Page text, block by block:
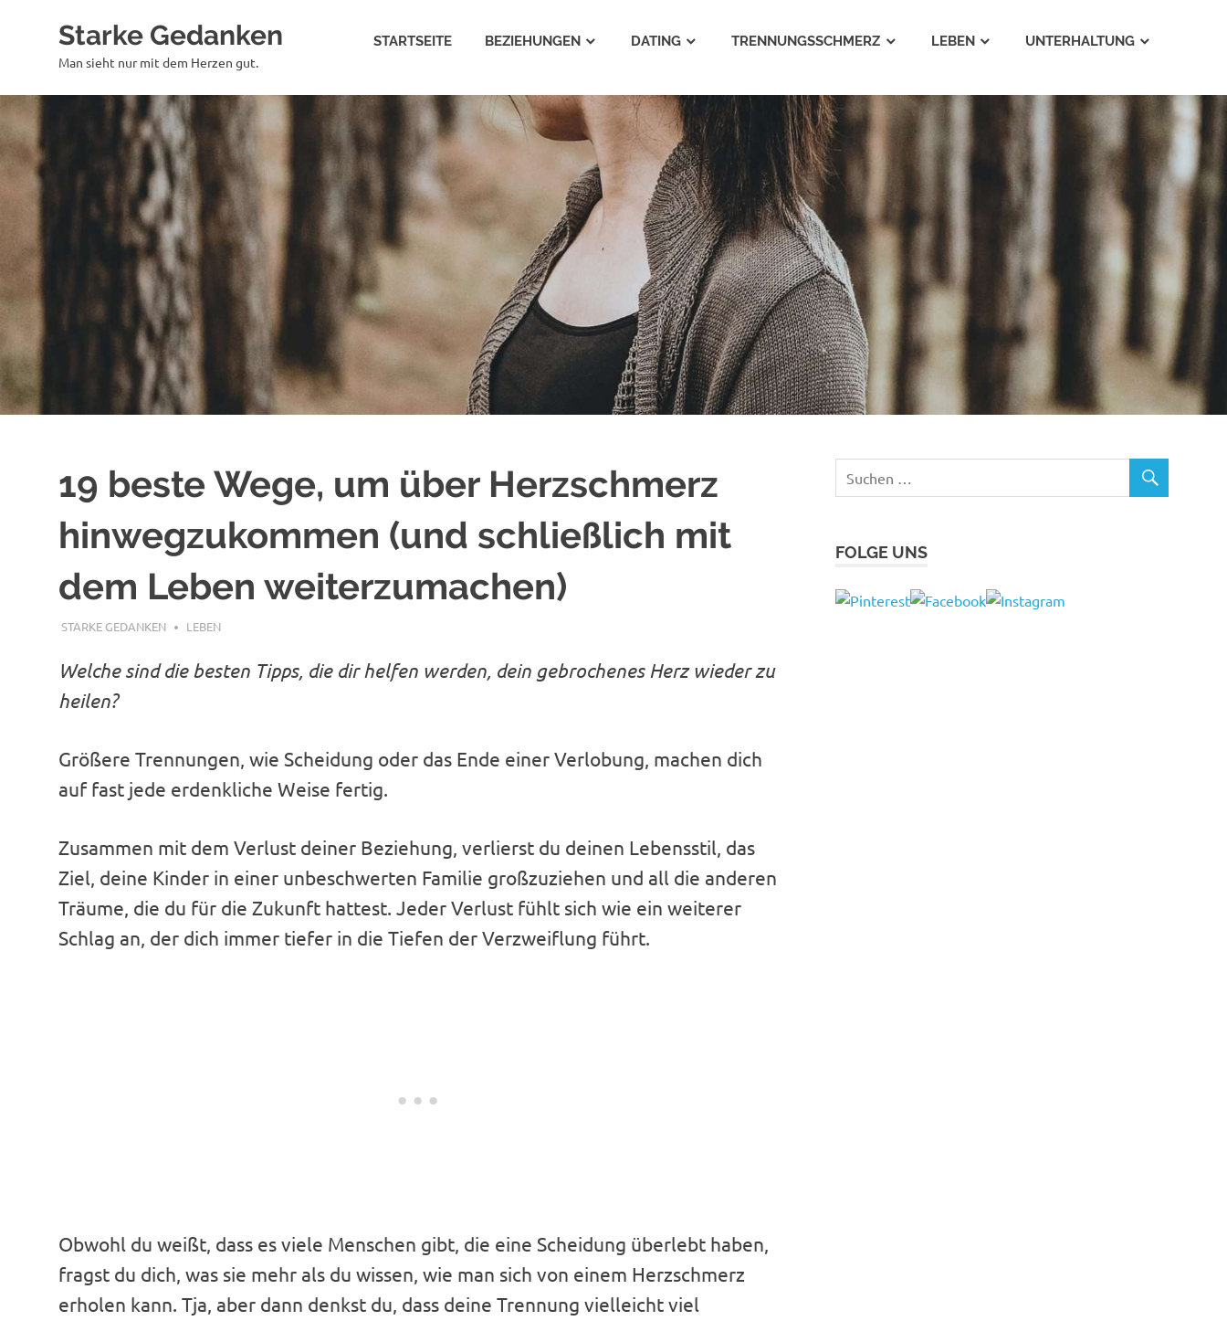
Starke Gedanken
Man sieht nur mit dem Herzen gut.
STARTSEITE BEZIEHUNGEN DATING TRENNUNGSSCHMERZ LEBEN UNTERHALTUNG
19 beste Wege, um über Herzschmerz
hinwegzukommen (und schließlich mit
dem Leben weiterzumachen)
OKTOBER 9, 2018
STARKE GEDANKEN LEBEN
Welche sind die besten Tipps, die dir helfen werden, dein gebrochenes Herz wieder zu
heilen?
Größere Trennungen, wie Scheidung oder das Ende einer Verlobung, machen dich
auf fast jede erdenkliche Weise fertig.
Zusammen mit dem Verlust deiner Beziehung, verlierst du deinen Lebensstil, das
Ziel, deine Kinder in einer unbeschwerten Familie großzuziehen und all die anderen
Träume, die du für die Zukunft hattest. Jeder Verlust fühlt sich wie ein weiterer
Schlag an, der dich immer tiefer in die Tiefen der Verzweiflung führt.
Obwohl du weißt, dass es viele Menschen gibt, die eine Scheidung überlebt haben,
fragst du dich, was sie mehr als du wissen, wie man sich von einem Herzschmerz
erholen kann. Tja, aber dann denkst du, dass deine Trennung vielleicht viel
FOLGE UNS